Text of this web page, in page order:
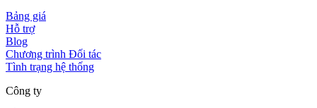
Bảng giá
Hỗ trợ
Blog
Chương trình Đối tác
Tình trạng hệ thống
Công ty